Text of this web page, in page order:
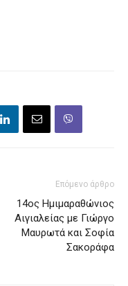
Επόμενο άρθρο
14ος Ημιμαραθώνιος
Αιγιαλείας με Γιώργο
Μαυρωτά και Σοφία
Σακοράφα